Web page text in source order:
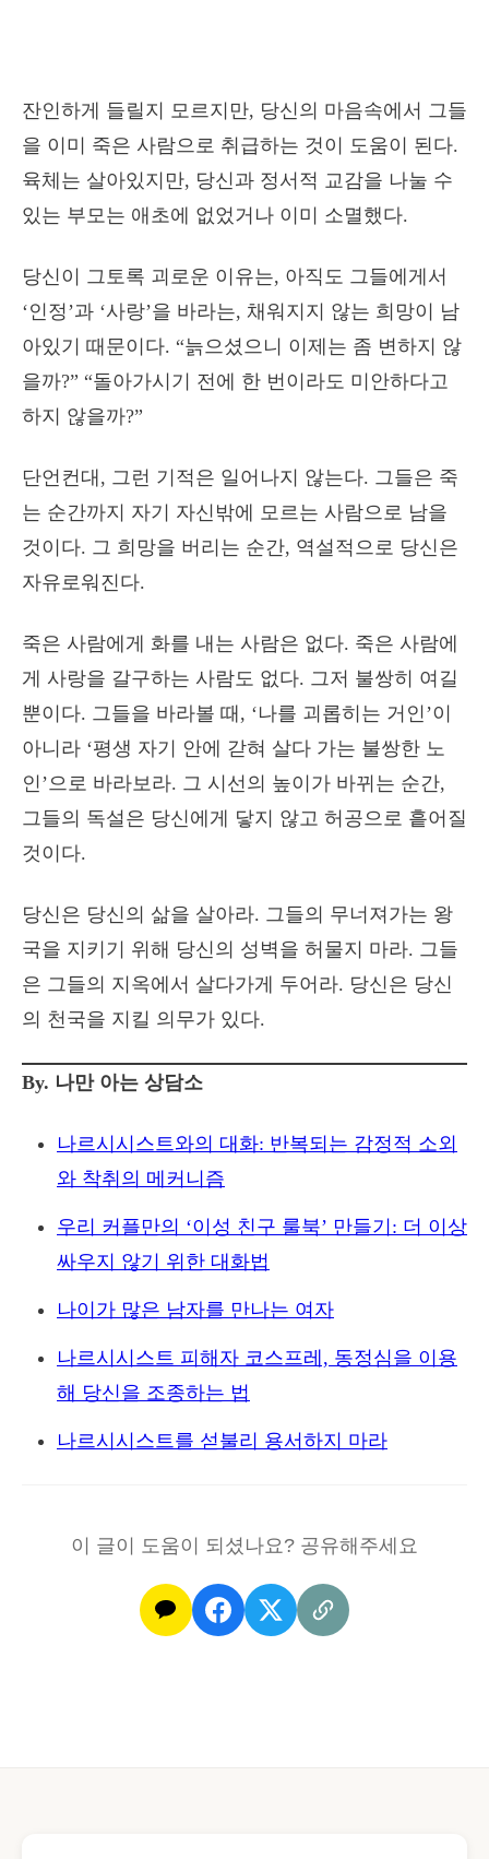
잔인하게 들릴지 모르지만, 당신의 마음속에서 그들
을 이미 죽은 사람으로 취급하는 것이 도움이 된다.
육체는 살아있지만, 당신과 정서적 교감을 나눌 수
있는 부모는 애초에 없었거나 이미 소멸했다.
당신이 그토록 괴로운 이유는, 아직도 그들에게서
‘인정’과 ‘사랑’을 바라는, 채워지지 않는 희망이 남
아있기 때문이다. “늙으셨으니 이제는 좀 변하지 않
을까?” “돌아가시기 전에 한 번이라도 미안하다고
하지 않을까?”
단언컨대, 그런 기적은 일어나지 않는다. 그들은 죽
는 순간까지 자기 자신밖에 모르는 사람으로 남을
것이다. 그 희망을 버리는 순간, 역설적으로 당신은
자유로워진다.
죽은 사람에게 화를 내는 사람은 없다. 죽은 사람에
게 사랑을 갈구하는 사람도 없다. 그저 불쌍히 여길
뿐이다. 그들을 바라볼 때, ‘나를 괴롭히는 거인’이
아니라 ‘평생 자기 안에 갇혀 살다 가는 불쌍한 노
인’으로 바라보라. 그 시선의 높이가 바뀌는 순간,
그들의 독설은 당신에게 닿지 않고 허공으로 흩어질
것이다.
당신은 당신의 삶을 살아라. 그들의 무너져가는 왕
국을 지키기 위해 당신의 성벽을 허물지 마라. 그들
은 그들의 지옥에서 살다가게 두어라. 당신은 당신
의 천국을 지킬 의무가 있다.
By. 나만 아는 상담소
나르시시스트와의 대화: 반복되는 감정적 소외
와 착취의 메커니즘
우리 커플만의 ‘이성 친구 룰북’ 만들기: 더 이상
싸우지 않기 위한 대화법
나이가 많은 남자를 만나는 여자
나르시시스트 피해자 코스프레, 동정심을 이용
해 당신을 조종하는 법
나르시시스트를 섣불리 용서하지 마라
이 글이 도움이 되셨나요? 공유해주세요